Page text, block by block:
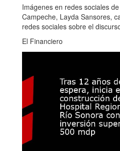
Imágenes en redes sociales
Campeche, Layda Sansores,
redes sociales sobre el
El Financiero